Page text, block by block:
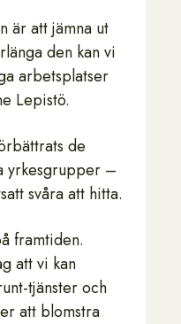
är att jämna ut
den kan vi
arbetsplatser
Lepistö.
de
yrkesgrupper –
svåra att hitta.
framtiden.
att vi kan
tjänster och
att blomstra